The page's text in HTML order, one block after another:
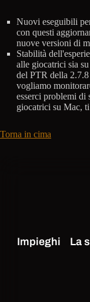
Nuovi eseguibili
con questi
nuove versioni di
Stabilità
alle giocatrici sia
del PTR della
vogliamo
esserci problemi di
giocatrici su Mac,
Torna in cima